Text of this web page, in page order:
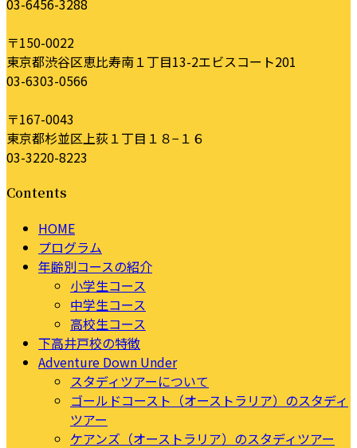
03-6456-3288
〒150-0022
東京都渋谷区恵比寿南１丁目13-2エビスコート201
03-6303-0566
〒167-0043
東京都杉並区上荻１丁目１８−１６
03-3220-8223
Contents
HOME
プログラム
年齢別コースの紹介
小学生コース
中学生コース
高校生コース
下高井戸校の特徴
Adventure Down Under
スタディツアーについて
ゴールドコースト（オーストラリア）のスタディ
ツアー
ケアンズ（オーストラリア）のスタディツアー